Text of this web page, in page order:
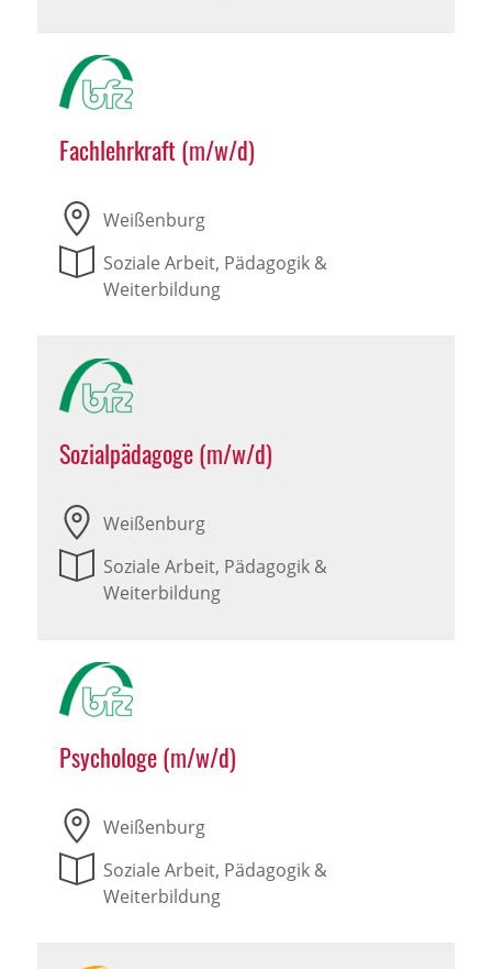
Fachlehrkraft (m/w/d)
Weißenburg
Soziale Arbeit, Pädagogik &
Weiterbildung
Sozialpädagoge (m/w/d)
Weißenburg
Soziale Arbeit, Pädagogik &
Weiterbildung
Psychologe (m/w/d)
Weißenburg
Soziale Arbeit, Pädagogik &
Weiterbildung